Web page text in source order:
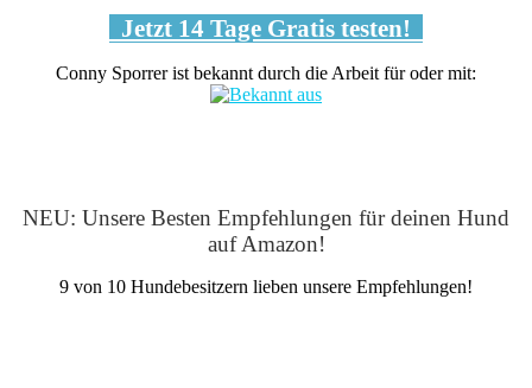
Jetzt 14 Tage Gratis testen!
Conny Sporrer ist bekannt durch die Arbeit für oder mit:
NEU: Unsere Besten Empfehlungen für deinen Hund
auf Amazon!
9 von 10 Hundebesitzern lieben unsere Empfehlungen!